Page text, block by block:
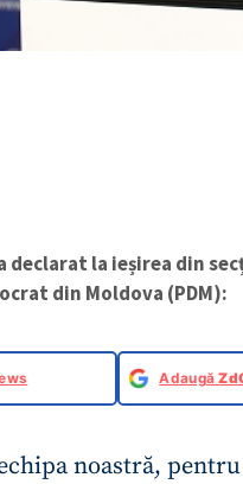
declarat la ieșirea din
din Moldova (PDM):
Adaugă
noastră,